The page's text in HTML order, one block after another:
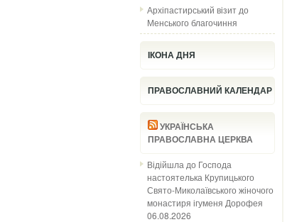
Архіпастирський візит до
Менського благочиння
ІКОНА ДНЯ
ПРАВОСЛАВНИЙ КАЛЕНДАР
УКРАЇНСЬКА
ПРАВОСЛАВНА ЦЕРКВА
Відійшла до Господа
настоятелька Крупицького
Свято-Миколаївського жіночого
монастиря ігуменя Дорофея
06.08.2026